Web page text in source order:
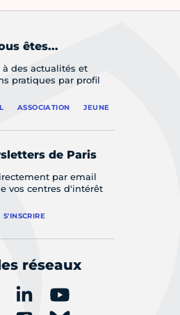
êtes...
à des actualités et
pratiques par profil
ASSOCIATION JEUNE
de Paris
par email
vos centres d'intérêt
S'INSCRIRE
réseaux